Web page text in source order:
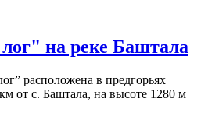
на реке Баштала
расположена в предгорьях
от с. Баштала, на высоте 1280 м